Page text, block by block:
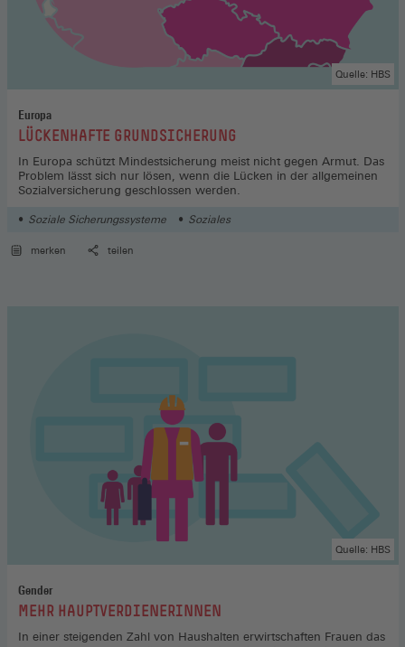
Europa
:LÜCKENHAFTE GRUNDSICHERUNG
Quelle: HBS
In Europa schützt Mindestsicherung meist nicht gegen Armut. Das
Problem lässt sich nur lösen, wenn die Lücken in der allgemeinen
Sozialversicherung geschlossen werden.
Soziale Sicherungssysteme Soziales
merken teilen
Gender
:MEHR HAUPTVERDIENERINNEN
Quelle: HBS
In einer steigenden Zahl von Haushalten erwirtschaften Frauen das